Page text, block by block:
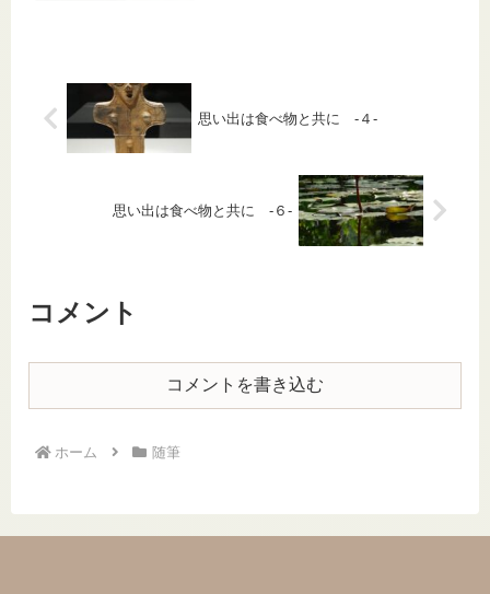
思い出は食べ物と共に -４-
思い出は食べ物と共に -６-
コメント
コメントを書き込む
ホーム 随筆